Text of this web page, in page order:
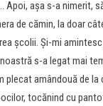
Apoi, așa s-a nimerit,
de cămin, la doar
școlii. Și-mi
s-a legat mai
plecat amândouă de la
tocănind cu